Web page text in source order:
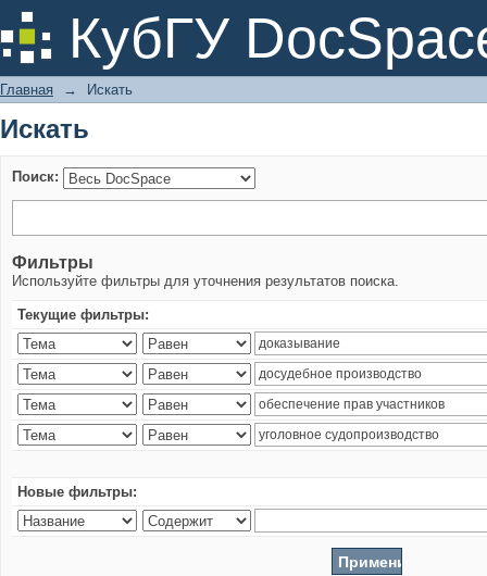
КубГУ
Искать
Главная → Искать
Искать
Поиск:
Фильтры
Используйте фильтры для уточнения результатов поиска.
Текущие фильтры:
Новые фильтры: